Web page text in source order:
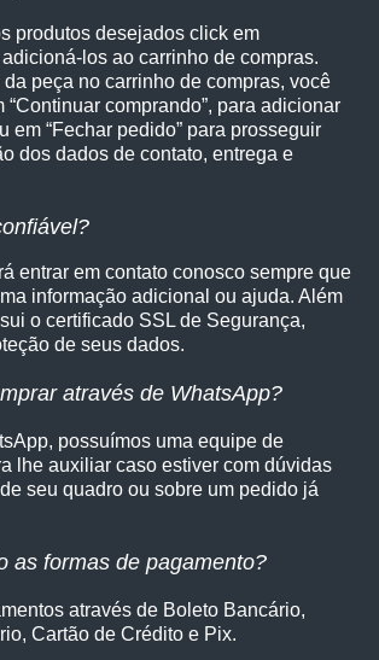
produtos desejados click em
adicioná-los ao carrinho de compras.
peça no carrinho de compras, você
“Continuar comprando”, para adicionar
em “Fechar pedido” para prosseguir
dos dados de contato, entrega e
entrar em contato conosco sempre que
informação adicional ou ajuda. Além
o certificado SSL de Segurança,
de seus dados.
através de WhatsApp?
possuímos uma equipe de
lhe auxiliar caso estiver com dúvidas
seu quadro ou sobre um pedido já
as formas de pagamento?
através de Boleto Bancário,
Cartão de Crédito e Pix.